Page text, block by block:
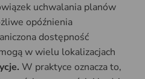
uchwalania planów
opóźnienia
dostępność
w wielu lokalizacjach
W praktyce oznacza to,